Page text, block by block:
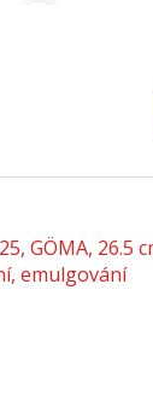
GÖMA, 26.5
emulgování